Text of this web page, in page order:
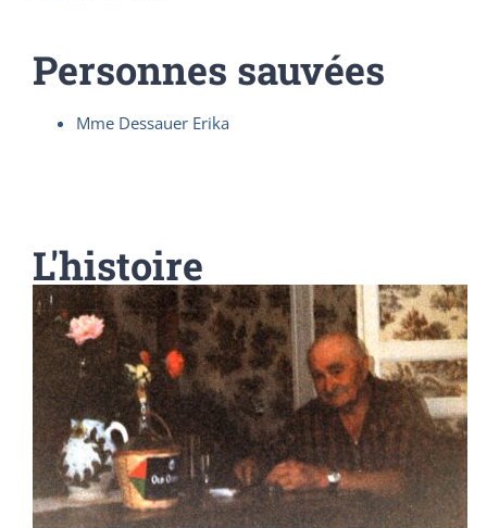
Personnes sauvées
Mme Dessauer Erika
L'histoire